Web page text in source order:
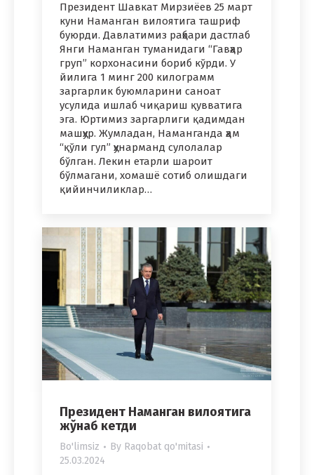
Президент Шавкат Мирзиёев 25 март
куни Наманган вилоятига ташриф
буюрди. Давлатимиз раҳбари дастлаб
Янги Наманган туманидаги “Гавҳар
груп” корхонасини бориб кўрди. У
йилига 1 минг 200 килограмм
заргарлик буюмларини саноат
усулида ишлаб чиқариш қувватига
эга. Юртимиз заргарлиги қадимдан
машҳур. Жумладан, Наманганда ҳам
“қўли гул” ҳунарманд сулолалар
бўлган. Лекин етарли шароит
бўлмагани, хомашё сотиб олишдаги
қийинчиликлар…
Президент Наманган вилоятига
жўнаб кетди
Bo'limsiz By Raqobat qo'mitasi
25.03.2024